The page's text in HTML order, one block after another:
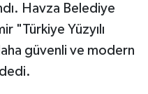
Havza Belediye
"Türkiye Yüzyılı
güvenli ve modern